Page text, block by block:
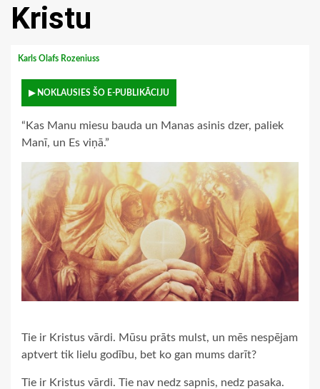
Kristu
Karls Olafs Rozeniuss
▶ NOKLAUSIES ŠO E-PUBLIKĀCIJU
“Kas Manu miesu bauda un Manas asinis dzer, paliek
Manī, un Es viņā.”
Tie ir Kristus vārdi. Mūsu prāts mulst, un mēs nespējam
aptvert tik lielu godību, bet ko gan mums darīt?
Tie ir Kristus vārdi. Tie nav nedz sapnis, nedz pasaka.